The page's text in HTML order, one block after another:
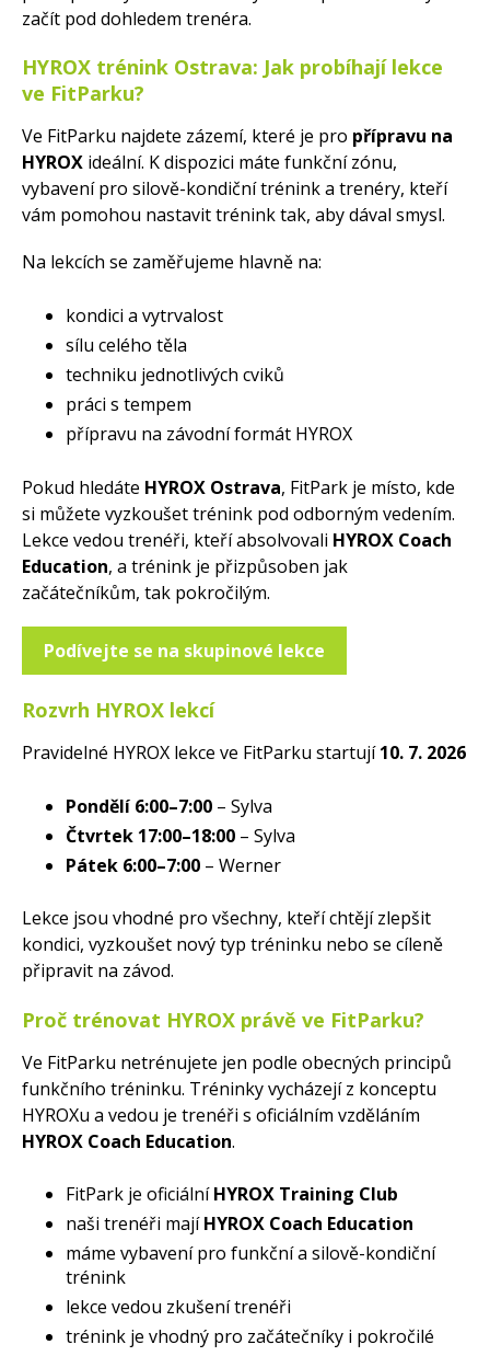
začít pod dohledem trenéra.
HYROX trénink Ostrava: Jak probíhají lekce
ve FitParku?
Ve FitParku najdete zázemí, které je pro přípravu na
HYROX ideální. K dispozici máte funkční zónu,
vybavení pro silově-kondiční trénink a trenéry, kteří
vám pomohou nastavit trénink tak, aby dával smysl.
Na lekcích se zaměřujeme hlavně na:
kondici a vytrvalost
sílu celého těla
techniku jednotlivých cviků
práci s tempem
přípravu na závodní formát HYROX
Pokud hledáte HYROX Ostrava, FitPark je místo, kde
si můžete vyzkoušet trénink pod odborným vedením.
Lekce vedou trenéři, kteří absolvovali HYROX Coach
Education, a trénink je přizpůsoben jak
začátečníkům, tak pokročilým.
Podívejte se na skupinové lekce
Rozvrh HYROX lekcí
Pravidelné HYROX lekce ve FitParku startují10. 7. 2026
Pondělí 6:00–7:00 – Sylva
Čtvrtek 17:00–18:00 – Sylva
Pátek 6:00–7:00 – Werner
Lekce jsou vhodné pro všechny, kteří chtějí zlepšit
kondici, vyzkoušet nový typ tréninku nebo se cíleně
připravit na závod.
Proč trénovat HYROX právě ve FitParku?
Ve FitParku netrénujete jen podle obecných principů
funkčního tréninku. Tréninky vycházejí z konceptu
HYROXu a vedou je trenéři s oficiálním vzděláním
HYROX Coach Education.
FitPark je oficiálníHYROX Training Club
naši trenéři majíHYROX Coach Education
máme vybavení pro funkční a silově-kondiční
trénink
lekce vedou zkušení trenéři
trénink je vhodný pro začátečníky i pokročilé